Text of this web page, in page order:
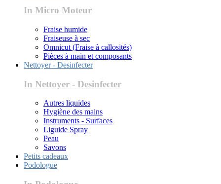
In Micro Moteur
Fraise humide
Fraiseuse à sec
Omnicut (Fraise à callosités)
Pièces à main et composants
Nettoyer - Desinfecter
In Nettoyer - Desinfecter
Autres liquides
Hygiène des mains
Instruments - Surfaces
Liguide Spray
Peau
Savons
Petits cadeaux
Podologue